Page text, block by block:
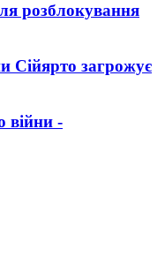
розблокування
загрожує
війни -